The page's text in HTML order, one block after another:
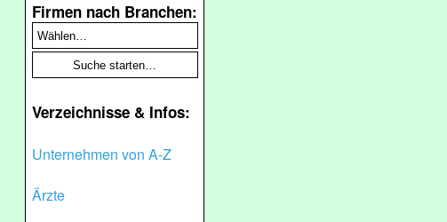
Firmen nach Branchen:
Verzeichnisse & Infos:
Unternehmen von A-Z
Ärzte